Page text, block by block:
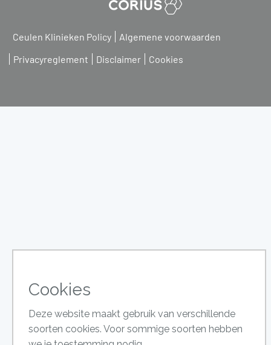
Ceulen Klinieken Policy
Algemene voorwaarden
Privacyreglement
Disclaimer Cookies
Cookies
Deze website maakt gebruik van verschillende
soorten cookies. Voor sommige soorten hebben